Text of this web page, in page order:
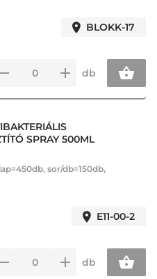
BLOKK-17
db
SPRAY 500ML
sor/db=150db,
E11-00-2
db